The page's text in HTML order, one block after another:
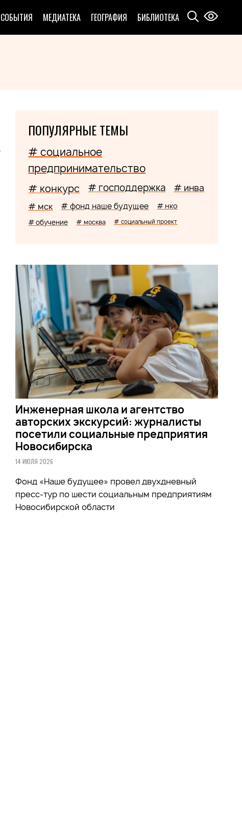
СОБЫТИЯ МЕДИАТЕКА ГЕОГРАФИЯ БИБЛИОТЕКА
ПОПУЛЯРНЫЕ ТЕМЫ
# социальное
предпринимательство
# конкурс # господдержка # инва
# мск # фонд наше будущее # нко
# обучение # москва # социальный проект
Инженерная школа и агентство
авторских экскурсий: журналисты
посетили социальные предприятия
Новосибирска
14 ИЮЛЯ 2026
Фонд «Наше будущее» провел двухдневный
пресс-тур по шести социальным предприятиям
Новосибирской области